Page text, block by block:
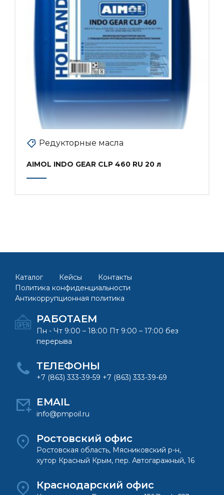
Редукторные масла
AIMOL INDO GEAR CLP 460 RU 20 л
Каталог Кейсы
Контакты
Политика конфиденциальности
Антикоррупционная политика
РАБОТАЕМ
Пн - Чт 9:00 – 18:00 Пт 9:00 – 17:00 без
перерыва
ТЕЛЕФОНЫ
+7 (863) 333-39-59 +7 (863) 333-39-69
EMAIL
info@pmpoil.ru
Ростовский офис
Ростовская область, Мясниковский р-н,
хутор Красный Крым, пер. Автогаражный, 16
Краснодарский офис